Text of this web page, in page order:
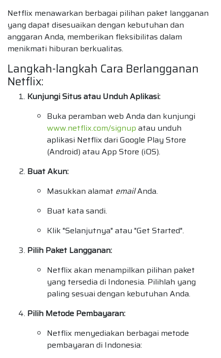
Netflix menawarkan berbagai pilihan paket langganan
yang dapat disesuaikan dengan kebutuhan dan
anggaran Anda, memberikan fleksibilitas dalam
menikmati hiburan berkualitas.
Langkah-langkah Cara Berlangganan
Netflix:
Kunjungi Situs atau Unduh Aplikasi:
Buka peramban web Anda dan kunjungi
www.netflix.com/signup atau unduh
aplikasi Netflix dari Google Play Store
(Android) atau App Store (iOS).
Buat Akun:
Masukkan alamat emailAnda.
Buat kata sandi.
Klik "Selanjutnya" atau "Get Started".
Pilih Paket Langganan:
Netflix akan menampilkan pilihan paket
yang tersedia di Indonesia. Pilihlah yang
paling sesuai dengan kebutuhan Anda.
Pilih Metode Pembayaran:
Netflix menyediakan berbagai metode
pembayaran di Indonesia: